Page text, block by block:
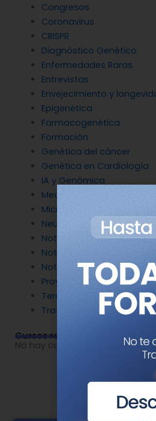
Congresos
Coronavirus
CRISPR
Diagnóstico Genético
Enfermedades Raras
Entrevistas
Envejecimiento y
Epigenética
Farmacogenética
Formación
Genética del cáncer
Genética en Cardiología
IA y Genómica
Medicina Reproductiva
Microbiología molecular
Neurociencia
Noticias de Genotipia
Noticias de investigación
Noticias patrocinadas
Proyectos
Terapia Génica
Tratamientos
Cursos relacionados
No hay cursos relacionados o